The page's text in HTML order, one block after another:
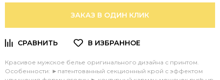
ЗАКАЗ В ОДИН КЛИК
Красивое мужское белье оригинального дизайна с принтом.
Особенности: ►патентованный секционный крой с эффектом